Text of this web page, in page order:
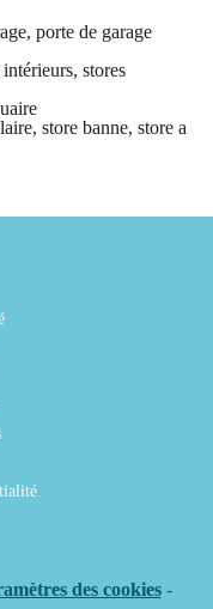
porte de garage
stores
store banne, store a
des cookies-